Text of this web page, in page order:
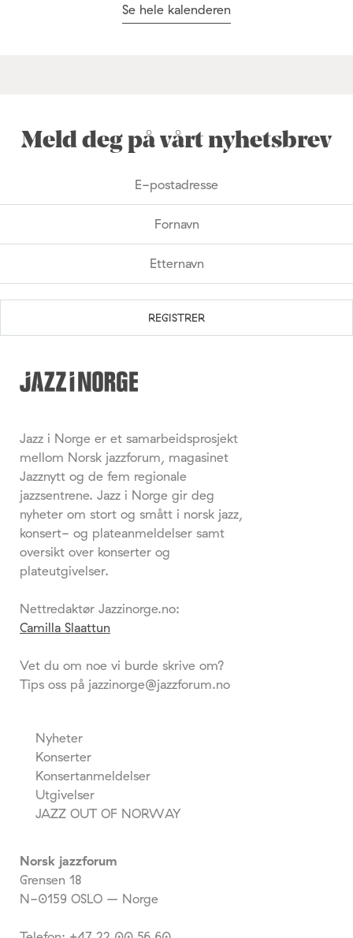
Se hele kalenderen
Meld deg på vårt nyhetsbrev
Jazz i Norge er et samarbeidsprosjekt
mellom Norsk jazzforum, magasinet
Jazznytt og de fem regionale
jazzsentrene. Jazz i Norge gir deg
nyheter om stort og smått i norsk jazz,
konsert- og plateanmeldelser samt
oversikt over konserter og
plateutgivelser.
Nettredaktør Jazzinorge.no:
Camilla Slaattun
Vet du om noe vi burde skrive om?
Tips oss på jazzinorge@jazzforum.no
Nyheter
Konserter
Konsertanmeldelser
Utgivelser
JAZZ OUT OF NORWAY
Norsk jazzforum
Grensen 18
N-0159 OSLO – Norge